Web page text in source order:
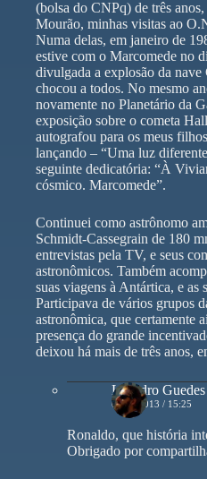
(bolsa do CNPq) de três
Mourão, minhas visitas ao
Numa delas, em janeiro de
estive com o Marcomede no
divulgada a explosão da nave
chocou a todos. No mesmo
novamente no Planetário da
exposição sobre o cometa
autografou para os meus
lançando – “Uma luz
seguinte dedicatória: “À
cósmico. Marcomede”.
Continuei como astrônomo
Schmidt-Cassegrain de 180
entrevistas pela TV, e seus
astronômicos. Também
suas viagens à Antártica, e as
Participava de vários grupos
astronômica, que certamente
presença do grande
deixou há mais de três anos,
Leandro Guedes
02/12/2013 / 15:25
Ronaldo, que história
Obrigado por